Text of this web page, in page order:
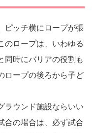
ピッチ横にロープが張
のロープは、いわゆる
同時にバリアの役割も
ロープの後ろから子ど
ラウンド施設ならいい
合の場合は、必ず試合